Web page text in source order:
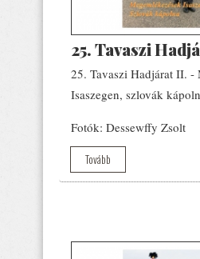
25. Tavaszi
25. Tavaszi Hadjárat II. -
Isaszegen, szlovák
Fotók: Dessewffy Zsolt
Tovább